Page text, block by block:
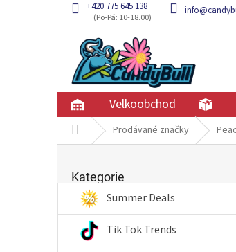
+420 775 645 138
Velkoobchod
Domů Prodávané značky
r
n
kategorie
Kategorie
Summer Deals
Tik Tok Trends